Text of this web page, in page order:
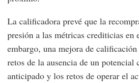
La calificadora prevé que la
presión a las métricas crediticias en
embargo, una mejora de
retos de la ausencia de un potencial
anticipado y los retos de operar el